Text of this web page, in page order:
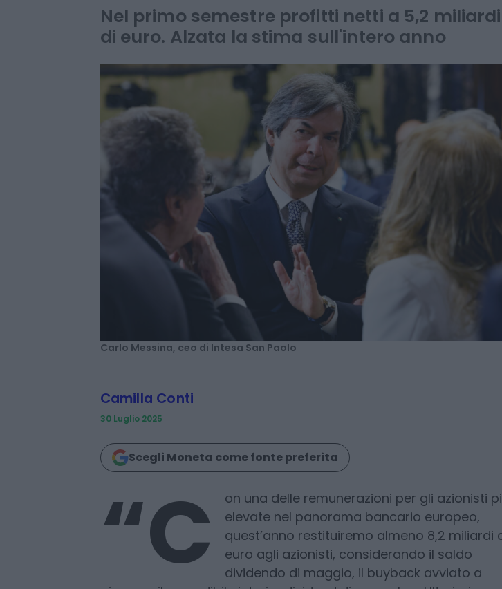
almeno 8,2 miliardi"
Nel primo semestre profitti netti a 5,2 miliardi
di euro. Alzata la stima sull'intero anno
Camilla Conti
Scegli Moneta come fonte preferita
on una delle remunerazioni per gli azionisti più
elevate nel panorama bancario europeo,